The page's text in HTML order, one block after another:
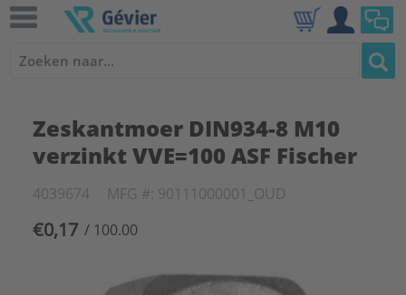
Zeskantmoer DIN934-8 M10
verzinkt VVE=100 ASF Fischer
4039674 MFG #: 90111000001_OUD
€0,17 / 100.00